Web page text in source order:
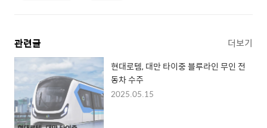
관련글 더보기
현대로템, 대만 타이중 블루라인 무인 전
동차 수주
2025.05.15